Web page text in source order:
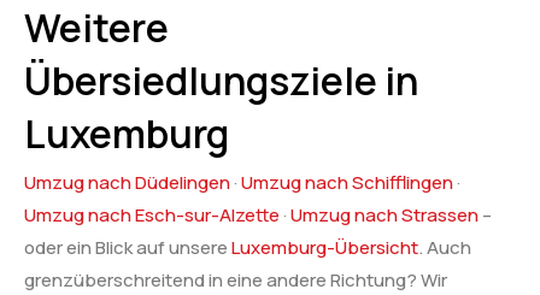
Weitere
Übersiedlungsziele in
Luxemburg
Umzug nach Düdelingen·Umzug nach Schifflingen·
Umzug nach Esch-sur-Alzette ·Umzug nach Strassen–
oder ein Blick auf unsereLuxemburg-Übersicht. Auch
grenzüberschreitend in eine andere Richtung? Wir